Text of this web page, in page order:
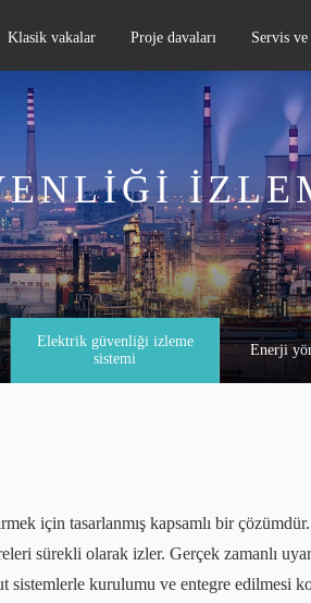
Klasik vakalar Proje davaları Servis ve
Elektrik güvenliği izleme
sistemi
Enerji
için tasarlanmış kapsamlı bir
sürekli olarak izler. Gerçek zamanlı
sistemlerle kurulumu ve entegre edilmesi